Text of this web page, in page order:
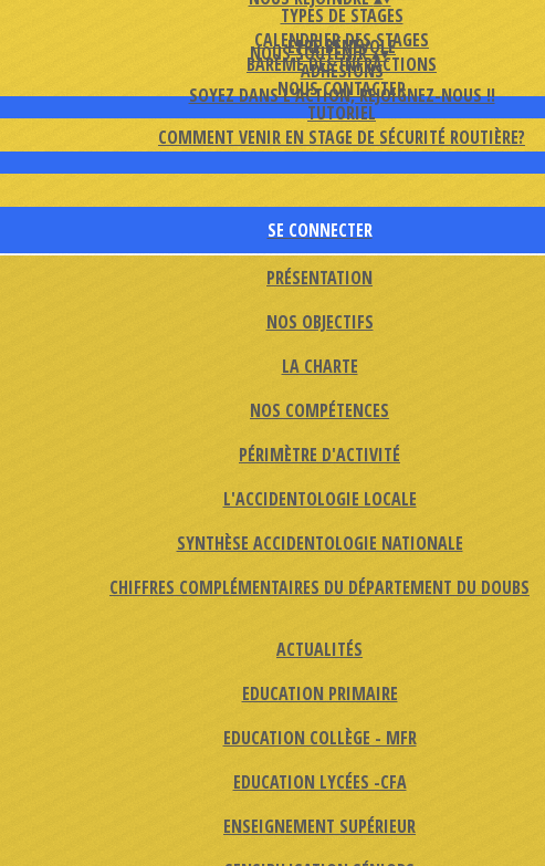
TYPES DE STAGES
CALENDRIER DES STAGES
BARÈME DES INFRACTIONS
NOUS CONTACTER
TUTORIEL
COMMENT VENIR EN STAGE DE SÉCURITÉ ROUTIÈRE?
ETRE BÉNÉVOLE
ADHÉSIONS
SOYEZ DANS L'ACTION, REJOIGNEZ-NOUS !!
NOUS SOUTENIR▴▾
SE CONNECTER
PRÉSENTATION
NOS OBJECTIFS
LA CHARTE
NOS COMPÉTENCES
PÉRIMÈTRE D'ACTIVITÉ
L'ACCIDENTOLOGIE LOCALE
SYNTHÈSE ACCIDENTOLOGIE NATIONALE
CHIFFRES COMPLÉMENTAIRES DU DÉPARTEMENT DU DOUBS
ACTUALITÉS
EDUCATION PRIMAIRE
EDUCATION COLLÈGE - MFR
EDUCATION LYCÉES -CFA
ENSEIGNEMENT SUPÉRIEUR